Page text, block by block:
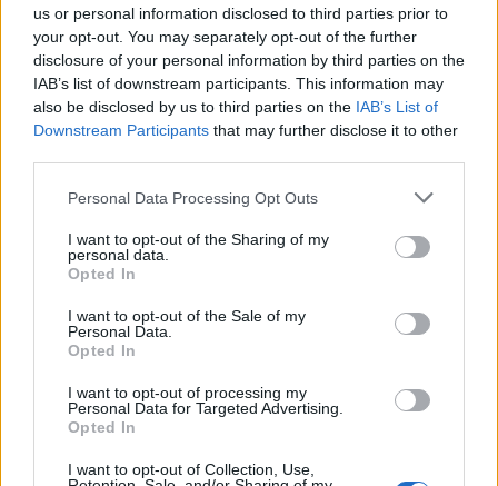
us or personal information disclosed to third parties prior to
your opt-out. You may separately opt-out of the further
disclosure of your personal information by third parties on the
IAB’s list of downstream participants. This information may
also be disclosed by us to third parties on the IAB’s List of
Downstream Participants that may further disclose it to other
Please note that this website/app uses one or more Google
not limited to your visit or usage behaviour. You may click to
grant or deny consent to Google and its third-party tags to
use your data for below specified purposes in below Google
consent section.
Personal Data Processing Opt Outs
I want to opt-out of the Sharing of my
personal data.
Opted In
I want to opt-out of the Sale of my
Personal Data.
Opted In
I want to opt-out of processing my
Personal Data for Targeted Advertising.
Opted In
I want to opt-out of Collection, Use,
Az eredeti Mikulás® városa
Robert L. May amerikai reklámszakember 1939-ben
írta meg Rudolf, a piros orrú rénszarvas történetét,
aminek legendája szerint a Lappföldön élő ...